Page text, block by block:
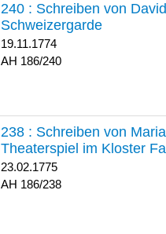
240 : Schreiben von
Schweizergarde
19.11.1774
186/240
238 : Schreiben von
Theaterspiel im Kloster
23.02.1775
186/238